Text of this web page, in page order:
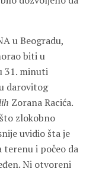
u Beogradu,
biti u
31. minuti
darovitog
Zorana Racića.
zlokobno
uvidio šta je
terenu i počeo da
Ni otvoreni